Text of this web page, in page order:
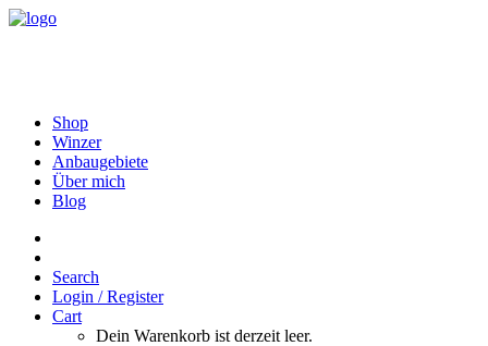
Shop
Winzer
Anbaugebiete
Über mich
Blog
Search
Login / Register
Cart
Dein Warenkorb ist derzeit leer.